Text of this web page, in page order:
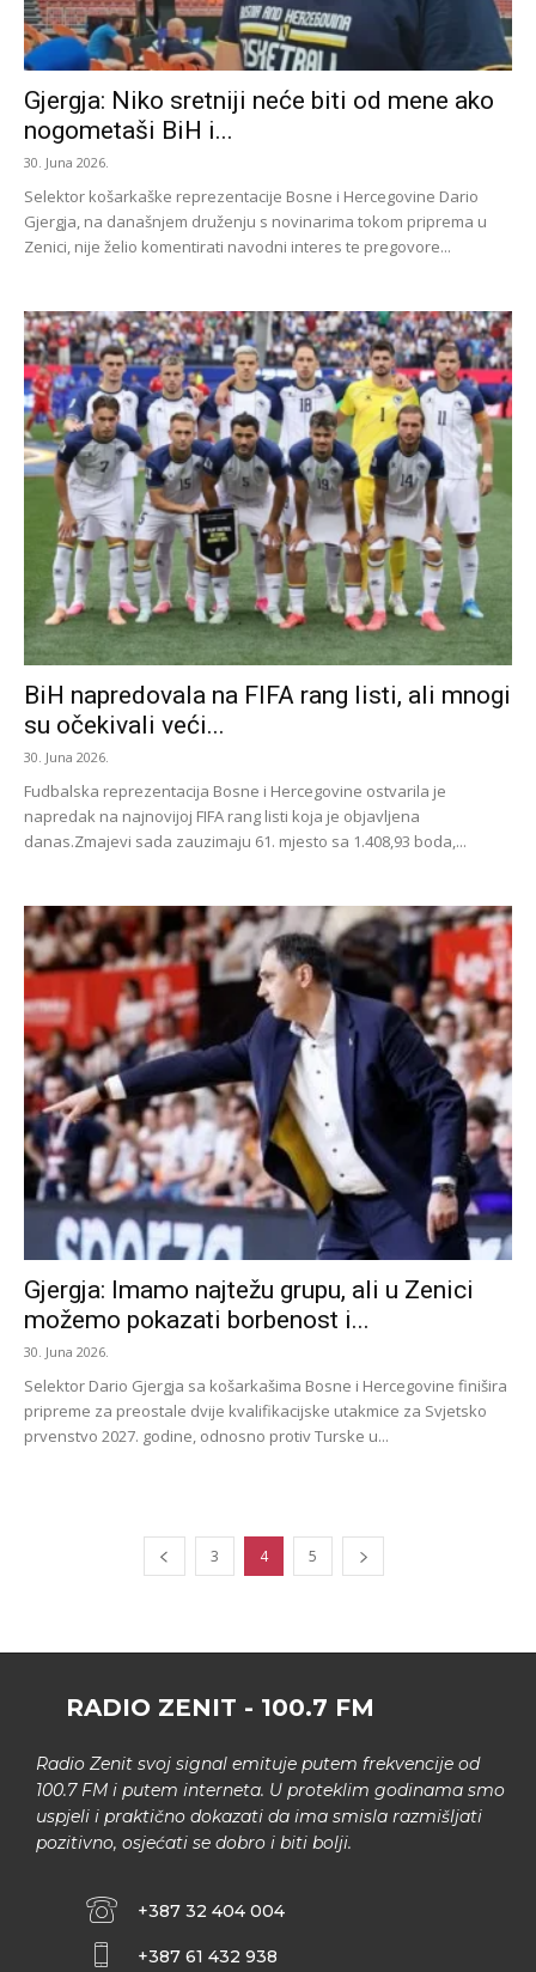
Gjergja: Niko sretniji neće biti od mene ako
nogometaši BiH i...
30. Juna 2026.
Selektor košarkaške reprezentacije Bosne i Hercegovine Dario
Gjergja, na današnjem druženju s novinarima tokom priprema u
Zenici, nije želio komentirati navodni interes te pregovore...
BiH napredovala na FIFA rang listi, ali mnogi
su očekivali veći...
30. Juna 2026.
Fudbalska reprezentacija Bosne i Hercegovine ostvarila je
napredak na najnovijoj FIFA rang listi koja je objavljena
danas.Zmajevi sada zauzimaju 61. mjesto sa 1.408,93 boda,...
Gjergja: Imamo najtežu grupu, ali u Zenici
možemo pokazati borbenost i...
30. Juna 2026.
Selektor Dario Gjergja sa košarkašima Bosne i Hercegovine finišira
pripreme za preostale dvije kvalifikacijske utakmice za Svjetsko
prvenstvo 2027. godine, odnosno protiv Turske u...
3 4 5
RADIO ZENIT - 100.7 FM
Radio Zenit svoj signal emituje putem frekvencije od
100.7 FM i putem interneta. U proteklim godinama smo
uspjeli i praktično dokazati da ima smisla razmišljati
pozitivno, osjećati se dobro i biti bolji.
+387 32 404 004
+387 61 432 938